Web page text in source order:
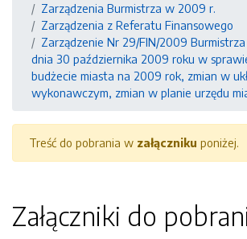
Zarządzenia Burmistrza w 2009 r.
Zarządzenia z Referatu Finansowego
Zarządzenie Nr 29/FIN/2009
dnia 30 października 2009 roku w
budżecie miasta na 2009 rok, zmian w
wykonawczym, zmian w planie urzędu
Treść do pobrania w załączniku poniżej.
Załączniki do